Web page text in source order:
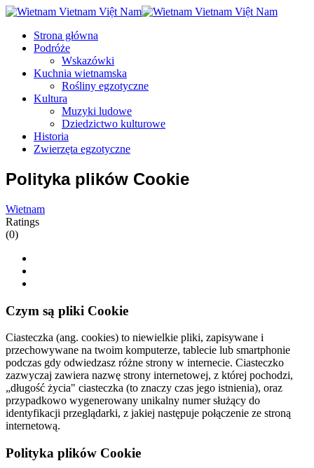
Strona główna
Podróże
Wskazówki
Kuchnia wietnamska
Rośliny egzotyczne
Kultura
Muzyki ludowe
Dziedzictwo kulturowe
Historia
Zwierzęta egzotyczne
Polityka plików Cookie
Wietnam
Ratings
(0)
Czym są pliki Cookie
Ciasteczka (ang. cookies) to niewielkie pliki, zapisywane i
przechowywane na twoim komputerze, tablecie lub smartphonie
podczas gdy odwiedzasz różne strony w internecie. Ciasteczko
zazwyczaj zawiera nazwę strony internetowej, z której pochodzi,
„długość życia" ciasteczka (to znaczy czas jego istnienia), oraz
przypadkowo wygenerowany unikalny numer służący do
identyfikacji przeglądarki, z jakiej następuje połączenie ze stroną
internetową.
Polityka plików Cookie